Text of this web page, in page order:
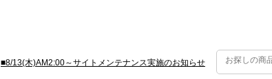
■8/13(木)AM2:00～サイトメンテナンス実施のお知らせ